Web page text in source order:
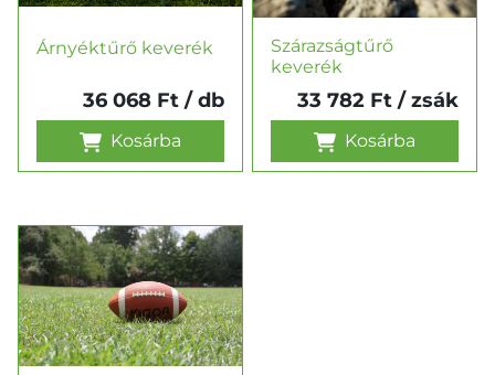
Árnyéktűrő keverék
36 068 Ft / db
Kosárba
Szárazságtűrő
keverék
33 782 Ft / zsák
Kosárba